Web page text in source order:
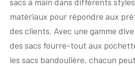
matériaux pour répondre aux
des clients. Avec une gamme
des sacs fourre-tout aux
les sacs bandoulière, chacun